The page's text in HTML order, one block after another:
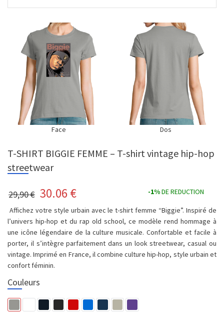
Face Dos
T-SHIRT BIGGIE FEMME – T-shirt vintage hip-hop
streetwear
29,90 € 30.06 € -1%DE REDUCTION
Affichez votre style urbain avec le t-shirt femme “Biggie”. Inspiré de
l’univers hip-hop et du rap old school, ce modèle rend hommage à
une icône légendaire de la culture musicale. Confortable et facile à
porter, il s’intègre parfaitement dans un look streetwear, casual ou
vintage. Imprimé en France, il combine culture hip-hop, style urbain et
confort féminin.
Couleurs